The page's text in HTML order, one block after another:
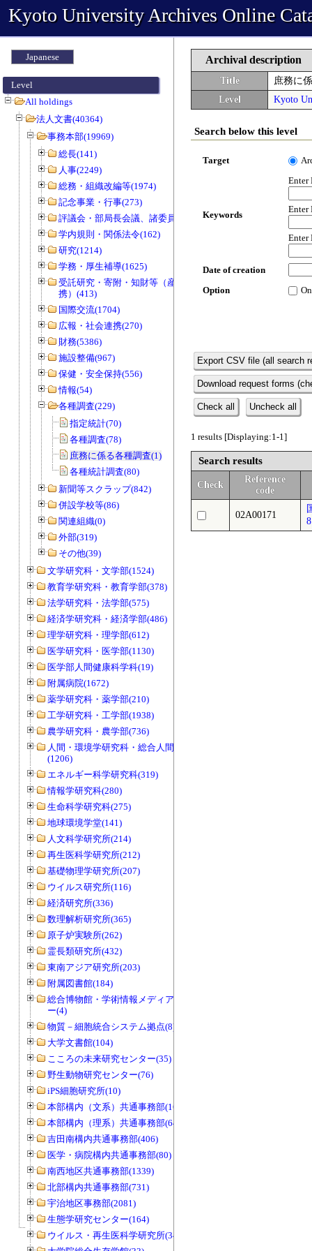
Kyoto University Archives Online
Japanese
Level
All holdings
法人文書(40364)
事務本部(19969)
総長(141)
人事(2249)
総務・組織改編等(1974)
記念事業・行事(273)
評議会・部局長会議、諸委員会等(1466)
学内規則・関係法令(162)
研究(1214)
学務・厚生補導(1625)
受託研究・寄附・知財等（産官学連
携）(413)
国際交流(1704)
広報・社会連携(270)
財務(5386)
施設整備(967)
保健・安全保持(556)
情報(54)
各種調査(229)
指定統計(70)
各種調査(78)
庶務に係る各種調査(1)
各種統計調査(80)
新聞等スクラップ(842)
併設学校等(86)
関連組織(0)
外部(319)
その他(39)
文学研究科・文学部(1524)
教育学研究科・教育学部(378)
法学研究科・法学部(575)
経済学研究科・経済学部(486)
理学研究科・理学部(612)
医学研究科・医学部(1130)
医学部人間健康科学科(19)
附属病院(1672)
薬学研究科・薬学部(210)
工学研究科・工学部(1938)
農学研究科・農学部(736)
人間・環境学研究科・総合人間学部
(1206)
エネルギー科学研究科(319)
情報学研究科(280)
生命科学研究科(275)
地球環境学堂(141)
人文科学研究所(214)
再生医科学研究所(212)
基礎物理学研究所(207)
ウイルス研究所(116)
経済研究所(336)
数理解析研究所(365)
原子炉実験所(262)
霊長類研究所(432)
東南アジア研究所(203)
附属図書館(184)
総合博物館・学術情報メディアセンタ
ー(4)
物質－細胞統合システム拠点(8)
大学文書館(104)
こころの未来研究センター(35)
野生動物研究センター(76)
iPS細胞研究所(10)
本部構内（文系）共通事務部(165)
本部構内（理系）共通事務部(646)
吉田南構内共通事務部(406)
医学・病院構内共通事務部(80)
南西地区共通事務部(1339)
北部構内共通事務部(731)
宇治地区事務部(2081)
生態学研究センター(164)
ウイルス・再生医科学研究所(34)
Archival description
Title
庶務に
Level
Kyoto
Search below this level
Target
Keywords
Enter
Enter
Enter
Date of creation
Option
Export CSV file (all search
Download request forms
Check all Uncheck all
1 results [Displaying:1-1]
Search results
Check
Reference
code
02A00171